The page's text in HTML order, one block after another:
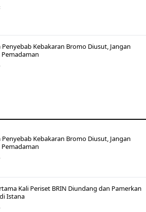
Penyebab Kebakaran Bromo Diusut, Jangan
Penyebab Kebakaran Bromo Diusut, Jangan
Kali Periset BRIN Diundang dan Pamerkan
Istana